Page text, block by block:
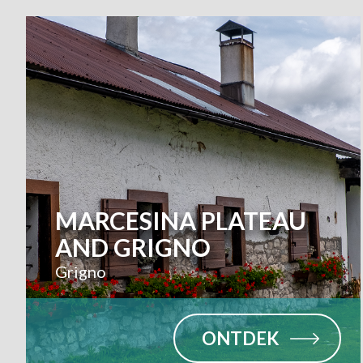
MARCESINA PLATEAU
AND GRIGNO
Grigno
ONTDEK